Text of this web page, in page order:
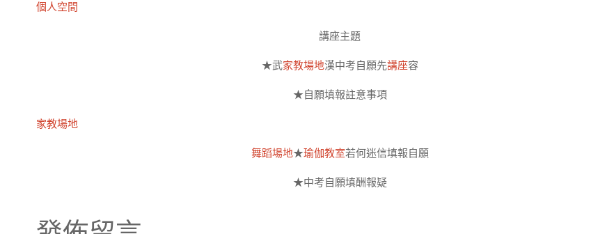
個人空間
講座主題
★武家教場地漢中考自願先講座容
★自願填報註意事項
家教場地
舞蹈場地★瑜伽教室若何迷信填報自願
★中考自願填酬報疑